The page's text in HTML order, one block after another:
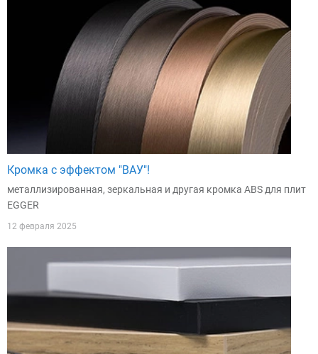
Кромка с эффектом "ВАУ"!
металлизированная, зеркальная и другая кромка ABS для плит
EGGER
12 февраля 2025